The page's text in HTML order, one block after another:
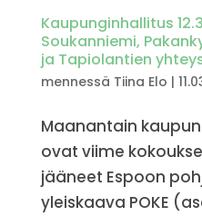
Kaupunginhallitus
Soukanniemi,
ja Tapiolantien
mennessä Tiina Elo |
Maanantain
ovat viime
jääneet Espoon
yleiskaava POKE